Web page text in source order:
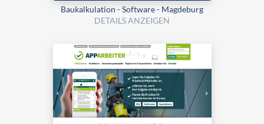
Bau­kalku­lation - Software - Magdeburg
DETAILS ANZEIGEN